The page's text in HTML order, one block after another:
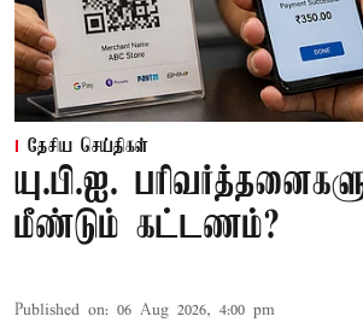
தேசிய செய்திகள்
யு.பி.ஐ.
மீண்டும் கட்டணம்?
Published on: 06 Aug 2026, 4:00 pm